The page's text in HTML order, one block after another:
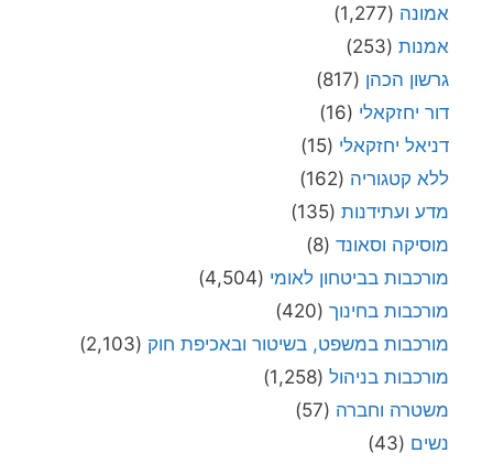
אמונה (1,277)
אמנות (253)
גרשון הכהן (817)
דור יחזקאלי (16)
דניאל יחזקאלי (15)
ללא קטגוריה (162)
מדע ועתידנות (135)
מוסיקה וסאונד (8)
מורכבות בביטחון לאומי (4,504)
מורכבות בחינוך (420)
מורכבות במשפט, בשיטור ובאכיפת חוק (2,103)
מורכבות בניהול (1,258)
משטרה וחברה (57)
נשים (43)